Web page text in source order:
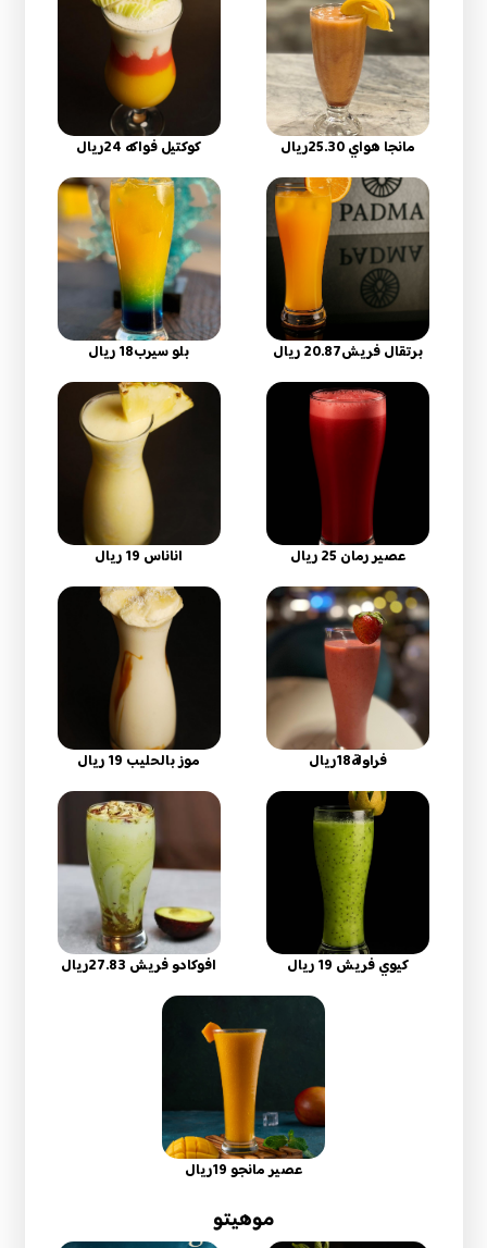
مانجا هواي 25.30ريال كوكتيل فواكه 24ريال
برتقال فريش20.87 ريال بلو سيرب18 ريال
عصير رمان 25 ريال اناناس 19 ريال
فراولة18ريال موز بالحليب 19 ريال
كيوي فريش 19 ريال افوكادو فريش 27.83ريال
عصير مانجو 19ريال
موهيتو